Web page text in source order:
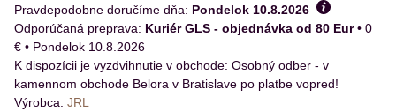
Pravdepodobne doručíme dňa: Pondelok 10.8.2026
Kuriér GLS - objednávka od 80 Eur• 0
€ • Pondelok 10.8.2026
Osobný odber - v
kamennom obchode Belora v Bratislave po platbe vopred!
Výrobca: JRL